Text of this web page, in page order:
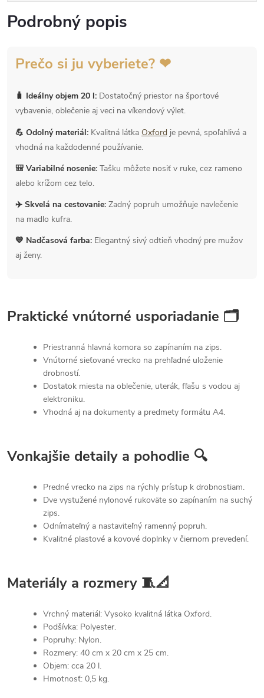
Podrobný popis
Prečo si ju vyberiete? ❤
🧳 Ideálny objem 20 l: Dostatočný priestor na športové
vybavenie, oblečenie aj veci na víkendový výlet.
💪 Odolný materiál: Kvalitná látka Oxford je pevná, spoľahlivá a
vhodná na každodenné používanie.
🎒 Variabilné nosenie: Tašku môžete nosiť v ruke, cez rameno
alebo krížom cez telo.
✈️ Skvelá na cestovanie: Zadný popruh umožňuje navlečenie
na madlo kufra.
💙 Nadčasová farba: Elegantný sivý odtieň vhodný pre mužov
aj ženy.
Praktické vnútorné usporiadanie 🗂
Priestranná hlavná komora so zapínaním na zips.
Vnútorné sieťované vrecko na prehľadné uloženie
drobností.
Dostatok miesta na oblečenie, uterák, fľašu s vodou aj
elektroniku.
Vhodná aj na dokumenty a predmety formátu A4.
Vonkajšie detaily a pohodlie 🔍
Predné vrecko na zips na rýchly prístup k drobnostiam.
Dve vystužené nylonové rukoväte so zapínaním na suchý
zips.
Odnímateľný a nastaviteľný ramenný popruh.
Kvalitné plastové a kovové doplnky v čiernom prevedení.
Materiály a rozmery 🧵📐
Vrchný materiál: Vysoko kvalitná látka Oxford.
Podšívka: Polyester.
Popruhy: Nylon.
Rozmery: 40 cm x 20 cm x 25 cm.
Objem: cca 20 l.
Hmotnosť: 0,5 kg.